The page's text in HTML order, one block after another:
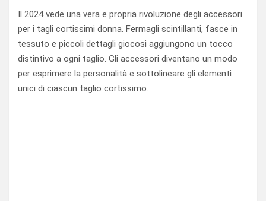
Il 2024 vede una vera e propria rivoluzione degli accessori
per i tagli cortissimi donna. Fermagli scintillanti, fasce in
tessuto e piccoli dettagli giocosi aggiungono un tocco
distintivo a ogni taglio. Gli accessori diventano un modo
per esprimere la personalità e sottolineare gli elementi
unici di ciascun taglio cortissimo.